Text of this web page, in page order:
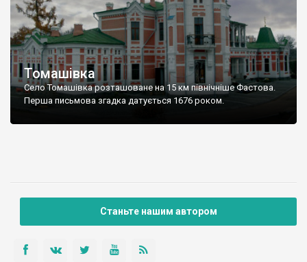
Томашівка
Село Томашівка розташоване на 15 км північніше Фастова.
Перша письмова згадка датується 1676 роком.
Станьте нашим автором